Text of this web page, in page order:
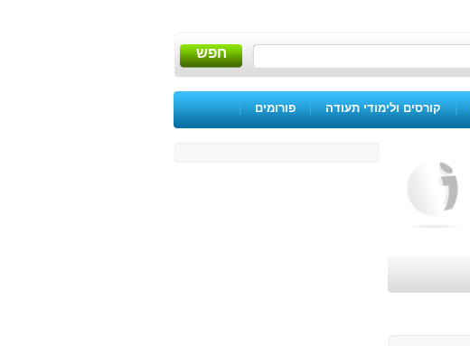
חפש
| קורסים ולימודי תעודה | פורומים |